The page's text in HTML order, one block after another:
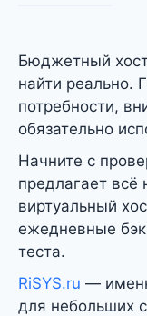
Бюджетный
найти реально.
потребности,
обязательно
Начните с
предлагает всё
виртуальный
ежедневные
теста.
RiSYS.ru —
для небольших